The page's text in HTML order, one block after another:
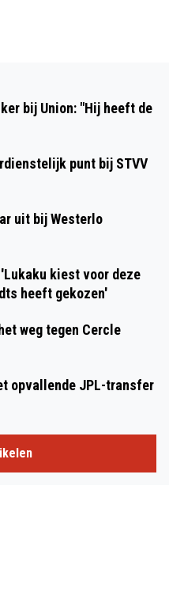
bij Union: "Hij heeft de
punt bij STVV
uit bij Westerlo
kiest voor deze
heeft gekozen'
weg tegen Cercle
opvallende JPL-transfer